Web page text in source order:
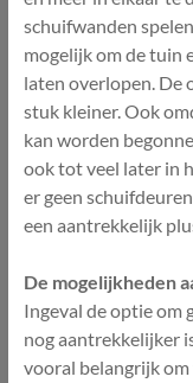
schuifwanden
mogelijk om de tuin
laten overlopen. De
stuk kleiner. Ook
kan worden
ook tot veel later in
er geen
een aantrekkelijk
De mogelijkheden
Ingeval de optie om
nog aantrekkelijker
vooral belangrijk